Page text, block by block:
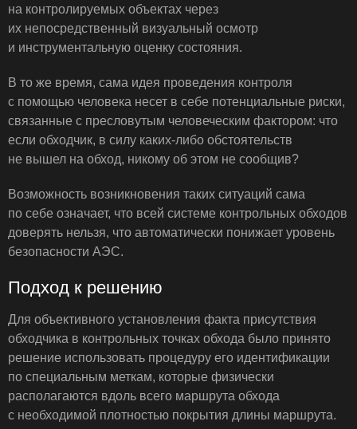
на контролируемых объектах через
их непосредственный визуальный осмотр
и инструментальную оценку состояния.
В то же время, сама идея проведения контроля
с помощью человека несет в себе потенциальные риски,
связанные с пресловутым человеческим фактором: что
если обходчик, в силу каких-либо обстоятельств
не вышел на обход, никому об этом не сообщив?
Возможность возникновения таких ситуаций сама
по себе означает, что всей системе контрольных обходов
доверять нельзя, что автоматически понижает уровень
безопасности АЭС.
Подход к решению
Для объективного установления факта присутствия
обходчика в контрольных точках обхода было принято
решение использовать процедуру его идентификации
по специальным меткам, которые физически
располагаются вдоль всего маршрута обхода
с необходимой плотностью покрытия длины маршрута.